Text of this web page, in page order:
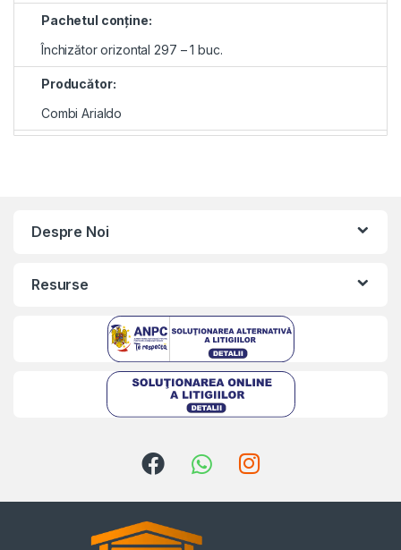
Pachetul conține:
Închizător orizontal 297 – 1 buc.
Producător:
Combi Arialdo
Despre Noi
Resurse